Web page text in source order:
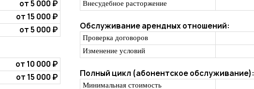
от 5 000 ₽
от 15 000 ₽
от 5 000 ₽
от 10 000 ₽
от 15 000 ₽
Внесудебное расторжение
Обслуживание арендных отношений:
Проверка договоров
Изменение условий
Полный цикл (абонентское обслуживание):
Минимальная стоимость